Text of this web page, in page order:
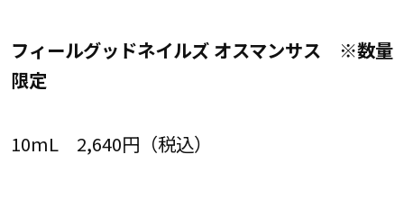
フィールグッドネイルズ オスマンサス ※数量
限定
10mL 2,640円（税込）